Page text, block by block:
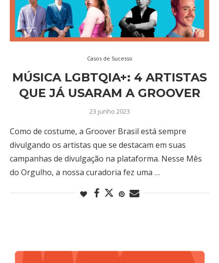
Casos de Sucesso
MÚSICA LGBTQIA+: 4 ARTISTAS
QUE JÁ USARAM A GROOVER
23 junho 2023
Como de costume, a Groover Brasil está sempre
divulgando os artistas que se destacam em suas
campanhas de divulgação na plataforma. Nesse Mês
do Orgulho, a nossa curadoria fez uma …